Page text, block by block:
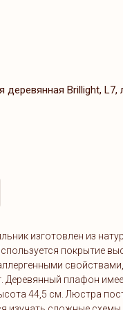
деревянная Brillight, L7,
изготовлен из
покрытие
Деревянный плафон
44,5 см. Люстра